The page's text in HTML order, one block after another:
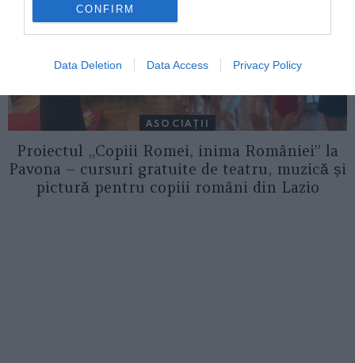
CONFIRM
Data Deletion Data Access Privacy Policy
ASOCIAŢII
Proiectul „Copiii Romei, inima României” la
Pavona – cursuri gratuite de teatru, muzică și
pictură pentru copiii români din Lazio